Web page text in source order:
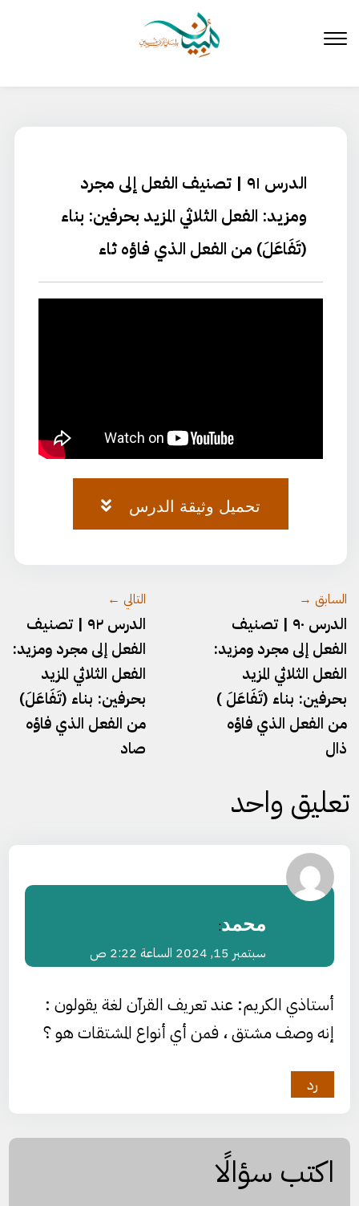
المحتوى
الدرس ٩١ | تصنيف الفعل إلى مجرد
ومزيد: الفعل الثلاثي المزيد بحرفين: بناء
(تَفَاعَلَ) من الفعل الذي فاؤه ثاء
تحميل وثيقة الدرس
السابق →
الدرس ٩٠ | تصنيف
الفعل إلى مجرد ومزيد:
الفعل الثلاثي المزيد
بحرفين: بناء (تَفَاعَلَ )
من الفعل الذي فاؤه
ذال
التالي ←
الدرس ٩٢ | تصنيف
الفعل إلى مجرد ومزيد:
الفعل الثلاثي المزيد
بحرفين: بناء (تَفَاعَلَ)
من الفعل الذي فاؤه
صاد
تعليق واحد
محمد:
سبتمبر 15, 2024 الساعة 2:22 ص
أستاذي الكريم: عند تعريف القرآن لغة يقولون :
إنه وصف مشتق ، فمن أي أنواع المشتقات هو ؟
رد
اكتب سؤالًا